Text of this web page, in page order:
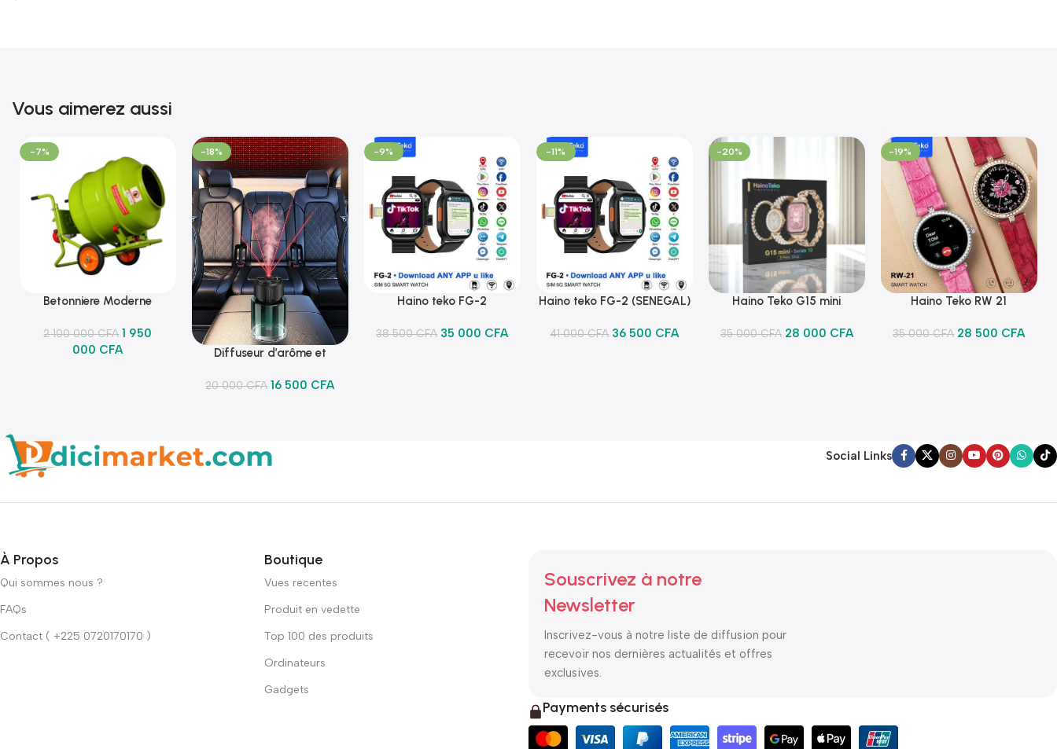
Vous aimerez aussi
-7%
Ajouter Au Panier
Betonniere Moderne
2 100 000CFA 1 950
000 CFA
-18%
Ajouter Au Panier
Diffuseur d’arôme et
20 000CFA 16 500 CFA
-9%
Ajouter Au Panier
Haino teko FG-2
38 500CFA 35 000 CFA
-11%
Ajouter Au Panier
Haino teko FG-2 (SENEGAL)
41 000CFA 36 500 CFA
-20%
Ajouter Au Panier
Haino Teko G15 mini
35 000CFA 28 000 CFA
-19%
Ajouter Au Panier
Haino Teko RW 21
35 000CFA 28 500 CFA
Social Links
À Propos
Qui sommes nous ?
FAQs
Contact ( +225 0720170170 )
Boutique
Vues recentes
Produit en vedette
Top 100 des produits
Ordinateurs
Gadgets
Souscrivez à notre
Newsletter
Inscrivez-vous à notre liste de diffusion pour
recevoir nos dernières actualités et offres
exclusives.
Payments sécurisés